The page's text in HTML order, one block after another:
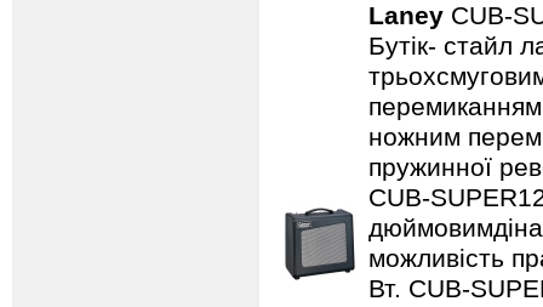
Laney CUB-
Бутік- стайл
ножним
пружинної
CUB-
можливість
Вт. CUB-